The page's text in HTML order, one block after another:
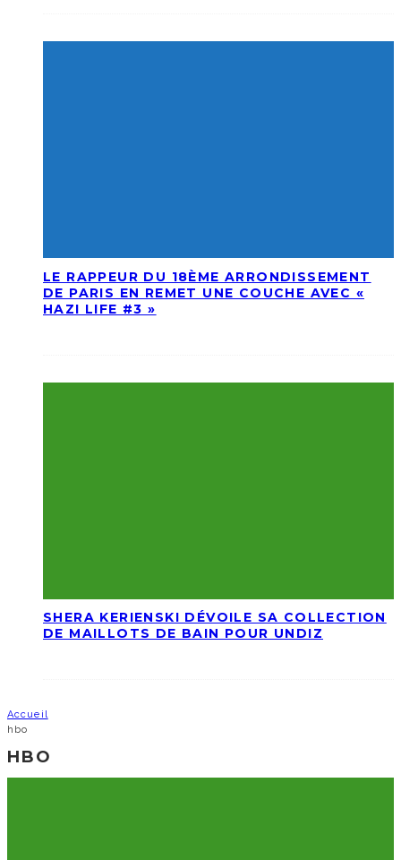
LE RAPPEUR DU 18ÈME ARRONDISSEMENT
DE PARIS EN REMET UNE COUCHE AVEC «
HAZI LIFE #3 »
SHERA KERIENSKI DÉVOILE SA COLLECTION
DE MAILLOTS DE BAIN POUR UNDIZ
Accueil
hbo
HBO